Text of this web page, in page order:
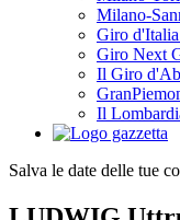
Milano-
Giro
Giro Next
Il Giro
Il
Salva le date delle tue